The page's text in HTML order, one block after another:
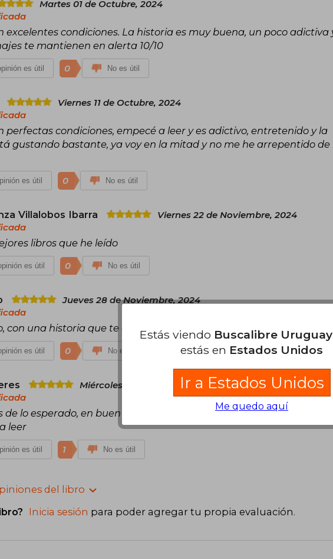
Inspirada por su amor por
fantástica, Carissa
la humanidad incluso en los
Martes 01 de Octubre, 2024
excelentes condiciones. La historia es muy buena, un poco adictiva
te mantienen en alerta 10/10
es útil 0 No es útil
Viernes 11 de Octubre, 2024
perfectas condiciones, empecé a leer y es adictivo, entretenido y la
gustando bastante, ya voy en la mitad y no me he arrepentido de
es útil 0 No es útil
Villalobos Ibarra
Viernes 22 de Noviembre, 2024
libros que he leído
es útil 0 No es útil
Jueves 28 de Noviembre, 2024
con una historia que te atrapa y libera tu imaginación.
es útil 0 No es útil
Miércoles 18 de Diciembre, 2024
de lo esperado, en buen estado y con su boleta, está muy bonito,
leer
es útil 1 No es útil
del libro
Inicia sesión para poder agregar tu propia evaluación.
Estás viendo Buscalibre Uruguay
estás en Estados Unidos
Ir a Estados Unidos
Me quedo aquí